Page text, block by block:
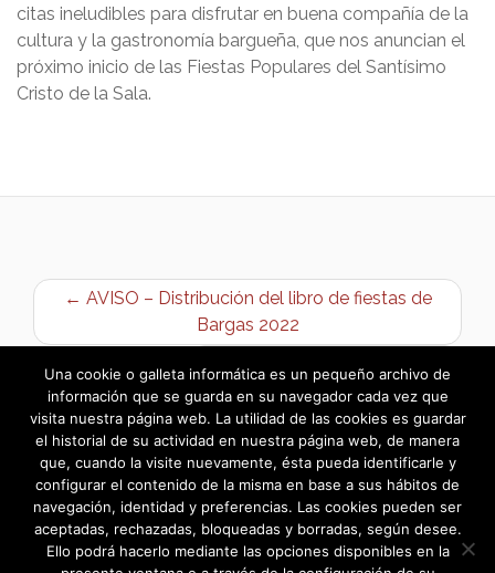
citas ineludibles para disfrutar en buena compañía de la
cultura y la gastronomía bargueña, que nos anuncian el
próximo inicio de las Fiestas Populares del Santísimo
Cristo de la Sala.
← AVISO – Distribución del libro de fiestas de
Bargas 2022
Anuncio de cobranza agua →
Una cookie o galleta informática es un pequeño archivo de
información que se guarda en su navegador cada vez que
visita nuestra página web. La utilidad de las cookies es guardar
el historial de su actividad en nuestra página web, de manera
que, cuando la visite nuevamente, ésta pueda identificarle y
configurar el contenido de la misma en base a sus hábitos de
navegación, identidad y preferencias. Las cookies pueden ser
aceptadas, rechazadas, bloqueadas y borradas, según desee.
Ello podrá hacerlo mediante las opciones disponibles en la